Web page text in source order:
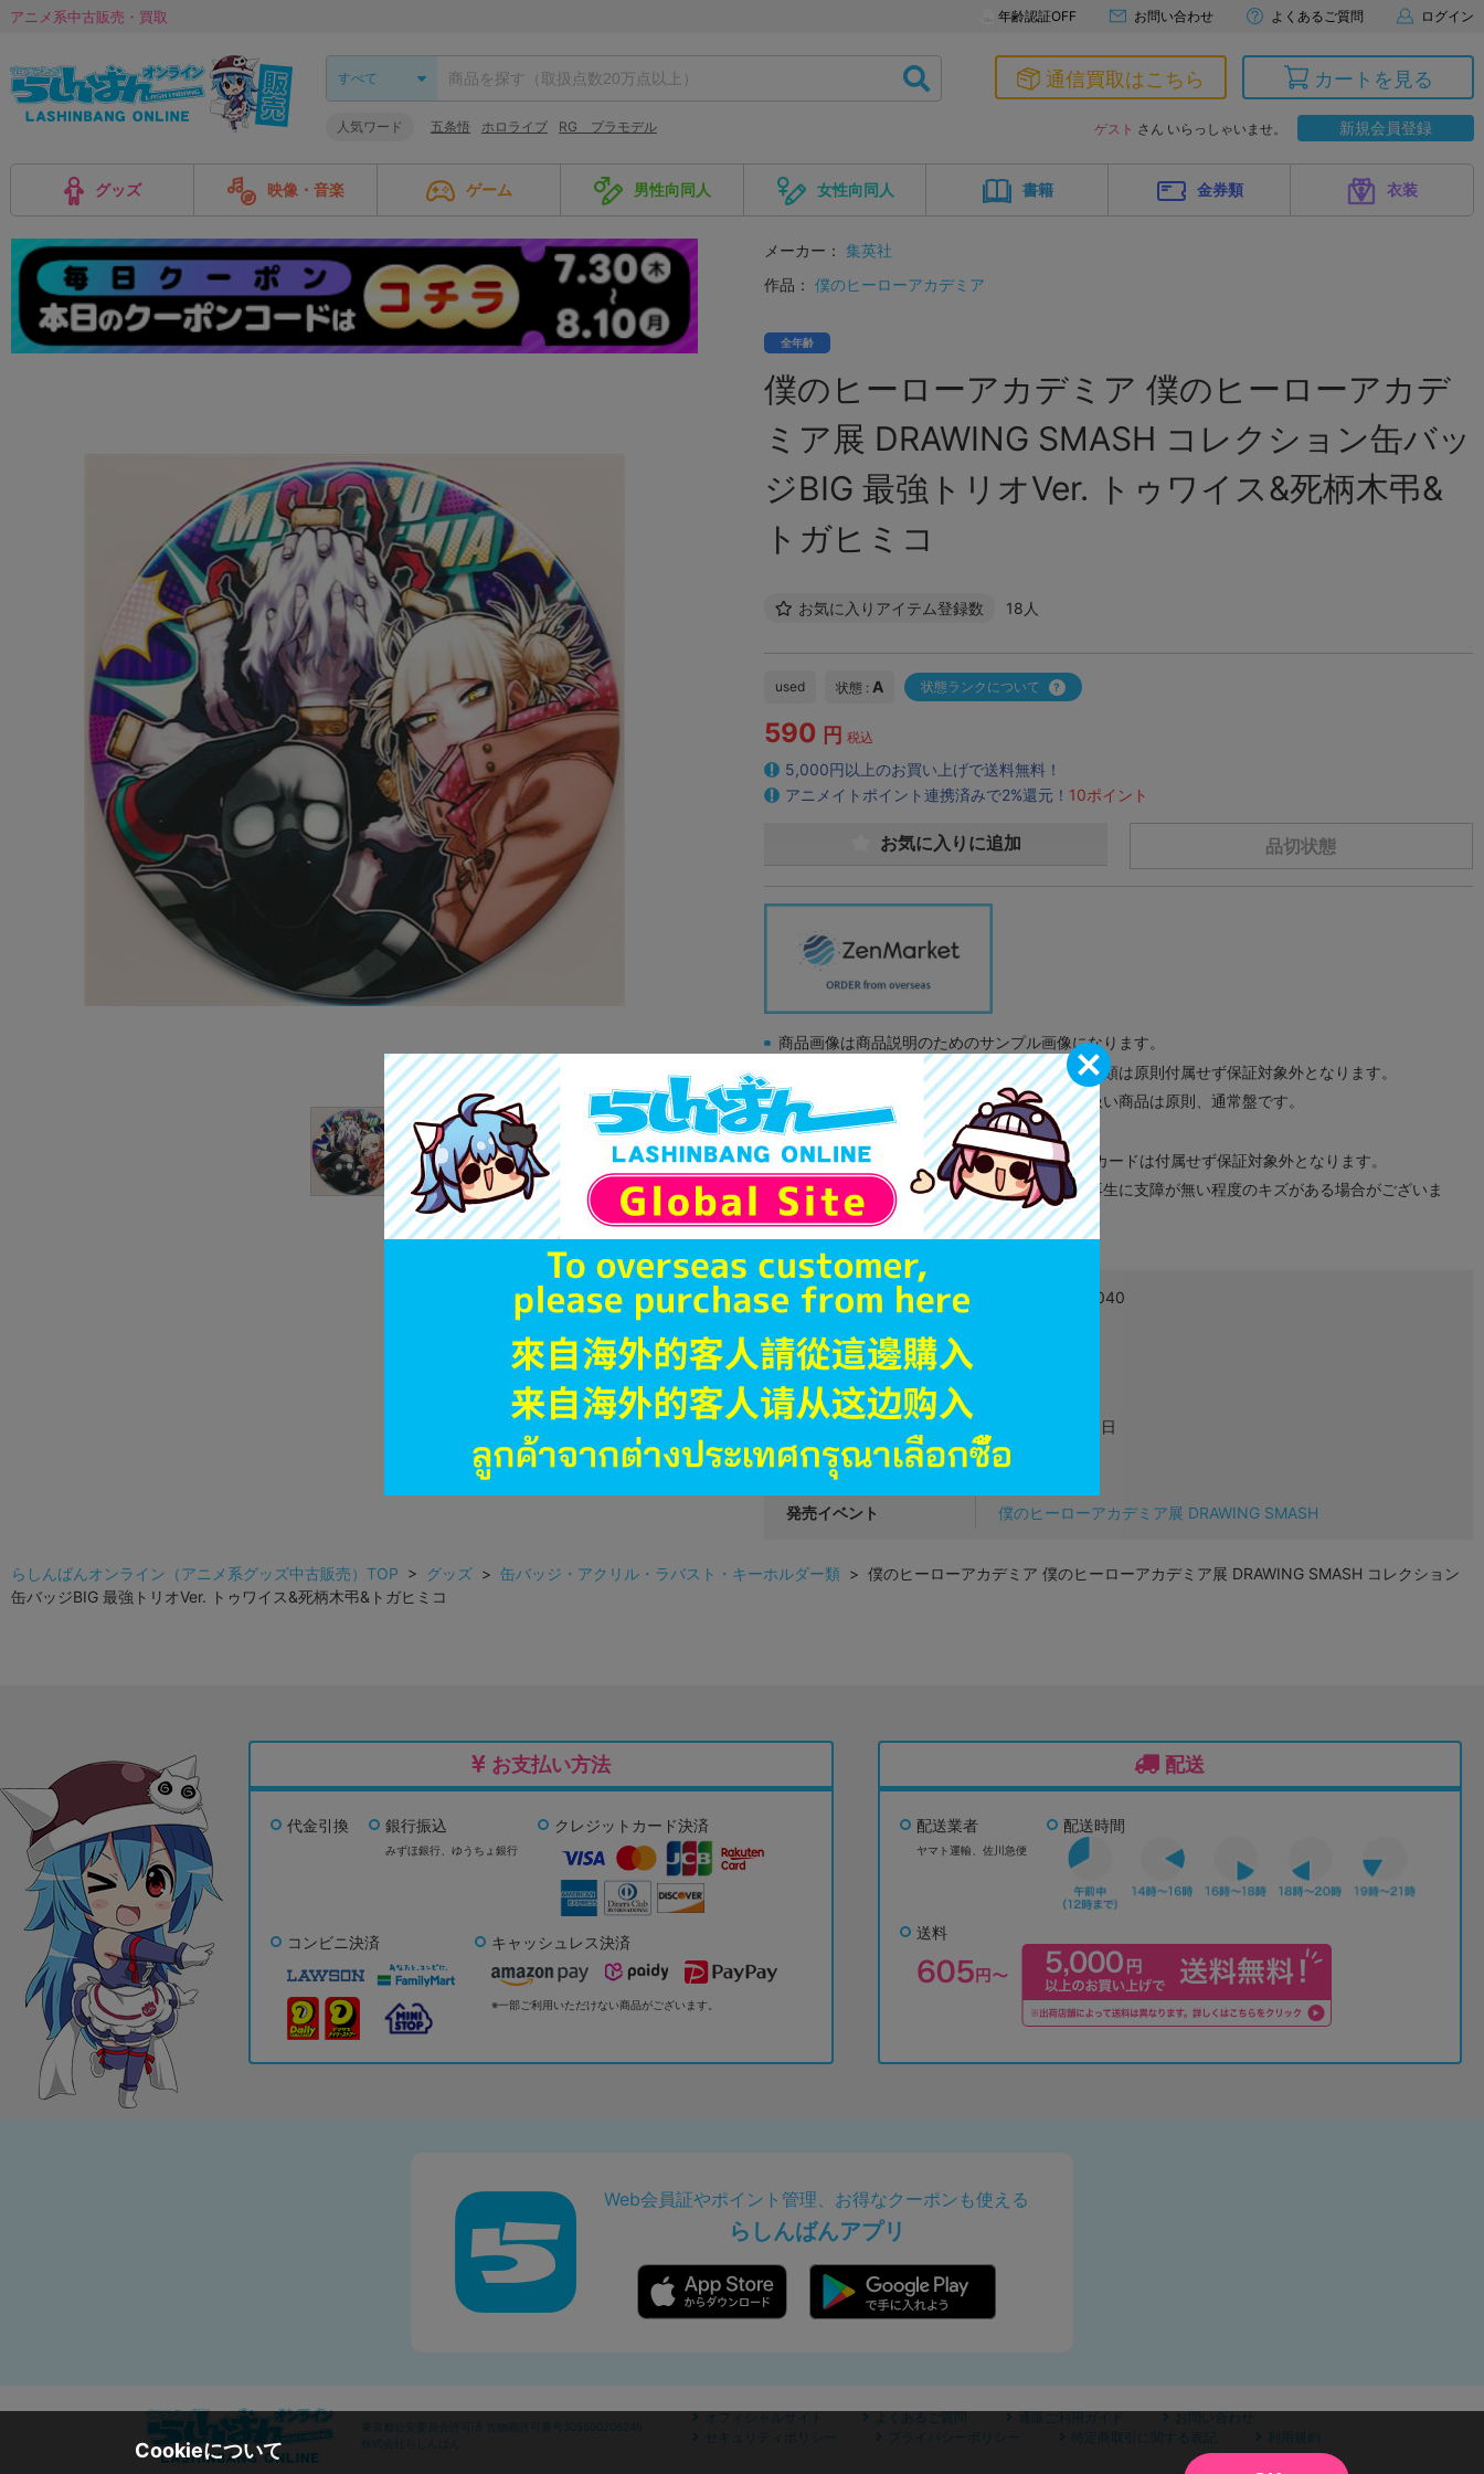
アニメ系中古販売・買取 年齢認証OFF お問い合わせ よくあるご質問 ログイン
人気ワード 五条悟 ホロライブ RG プラモデル
通信買取はこちら カートを見る
ゲスト さん いらっしゃいませ。 新規会員登録
グッズ 映像・音楽 ゲーム 男性向同人 女性向同人 書籍 金券類 衣装
メーカー： 集英社
作品： 僕のヒーローアカデミア
全年齢
僕のヒーローアカデミア 僕のヒーローアカデ
ミア展 DRAWING SMASH コレクション缶バッ
ジBIG 最強トリオVer. トゥワイス&死柄木弔&
トガヒミコ
お気に入りアイテム登録数 18人
used 状態 : A 状態ランクについて
590 円 税込
5,000円以上のお買い上げで送料無料！
アニメイトポイント連携済みで2%還元！ 10ポイント
品切状態
お気に入りに追加
商品画像は商品説明のためのサンプル画像になります。
販促物、書籍の帯やぬいぐるみのタグ、コード類は原則付属せず保証対象外となります。
商品名や備考欄に特別な記載が無い限り取り扱い商品は原則、通常盤です。
「電池」は原則として保証対象外となります。
ゲーム機本体には、SDカードなどのメモリーカードは付属せず保証対象外となります。
ディスク類の読み取り面のキズに関しまして再生に支障が無い程度のキズがある場合がございま
す。
※詳細につきましてはコチラ
JANコード 4530430410040
商品番号
商品カテゴリ
発売日 2021年07月16日
種別 缶バッジ
発売イベント 僕のヒーローアカデミア展 DRAWING SMASH
らしんばんオンライン（アニメ系グッズ中古販売）TOP > グッズ > 缶バッジ・アクリル・ラバスト・キーホルダー類 > 僕のヒーローアカデミア 僕のヒーローアカデミア展 DRAWING SMASH コレクション
缶バッジBIG 最強トリオVer. トゥワイス&死柄木弔&トガヒミコ
お支払い方法
代金引換 銀行振込
みずほ銀行、 ゆうちょ銀行
クレジットカード決済
コンビニ決済 キャッシュレス決済
※一部ご利用いただけない商品がございます。
配送
配送業者
ヤマト運輸、佐川急便
配送時間
送料
Web会員証やポイント管理、お得なクーポンも使える
らしんばんアプリ
東京都公安委員会許可済 古物商許可番号305500206246
株式会社らしんばん
オフィシャルサイト よくあるご質問 通販ご利用ガイド
お問い合わせ
セキュリティポリシー
プライバシーポリシー 特定商取引に関する表記 利用規約
Cookieについて